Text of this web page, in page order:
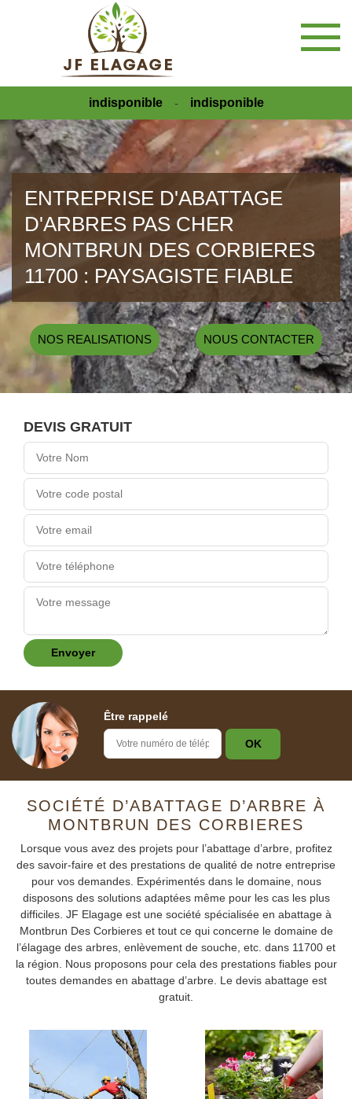
indisponible - indisponible
ENTREPRISE D'ABATTAGE
D'ARBRES PAS CHER
MONTBRUN DES CORBIERES
11700 : PAYSAGISTE FIABLE
NOS REALISATIONS NOUS CONTACTER
DEVIS GRATUIT
Être rappelé
SOCIÉTÉ D’ABATTAGE D’ARBRE À
MONTBRUN DES CORBIERES
Lorsque vous avez des projets pour l’abattage d’arbre, profitez
des savoir-faire et des prestations de qualité de notre entreprise
pour vos demandes. Expérimentés dans le domaine, nous
disposons des solutions adaptées même pour les cas les plus
difficiles. JF Elagage est une société spécialisée en abattage à
Montbrun Des Corbieres et tout ce qui concerne le domaine de
l’élagage des arbres, enlèvement de souche, etc. dans 11700 et
la région. Nous proposons pour cela des prestations fiables pour
toutes demandes en abattage d’arbre. Le devis abattage est
gratuit.